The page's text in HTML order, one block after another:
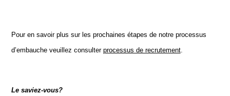
Pour en savoir plus sur les prochaines étapes de notre processus
d’embauche veuillez consulter processus de recrutement.
Le saviez-vous?